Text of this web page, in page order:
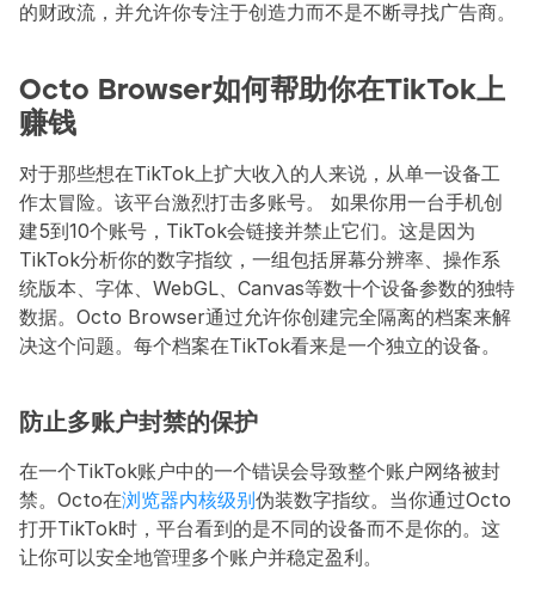
的财政流，并允许你专注于创造力而不是不断寻找广告商。
Octo Browser如何帮助你在TikTok上
赚钱
对于那些想在TikTok上扩大收入的人来说，从单一设备工
作太冒险。该平台激烈打击多账号。 如果你用一台手机创
建5到10个账号，TikTok会链接并禁止它们。这是因为
TikTok分析你的数字指纹，一组包括屏幕分辨率、操作系
统版本、字体、WebGL、Canvas等数十个设备参数的独特
数据。Octo Browser通过允许你创建完全隔离的档案来解
决这个问题。每个档案在TikTok看来是一个独立的设备。
防止多账户封禁的保护
在一个TikTok账户中的一个错误会导致整个账户网络被封
禁。Octo在浏览器内核级别伪装数字指纹。当你通过Octo
打开TikTok时，平台看到的是不同的设备而不是你的。这
让你可以安全地管理多个账户并稳定盈利。